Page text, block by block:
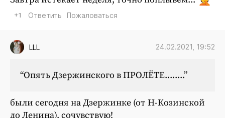
+1 Ответить Пожаловаться
LLL 24.02.2021, 19:52
“Опять Дзержинского в ПРОЛЁТЕ........”
были сегодня на Дзержинке (от Н-Козинской
до Ленина), сочувствую!